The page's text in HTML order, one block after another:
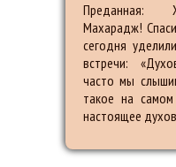
Преданная:
Махарадж!
сегодня
встречи:
часто мы
такое на
настоящее